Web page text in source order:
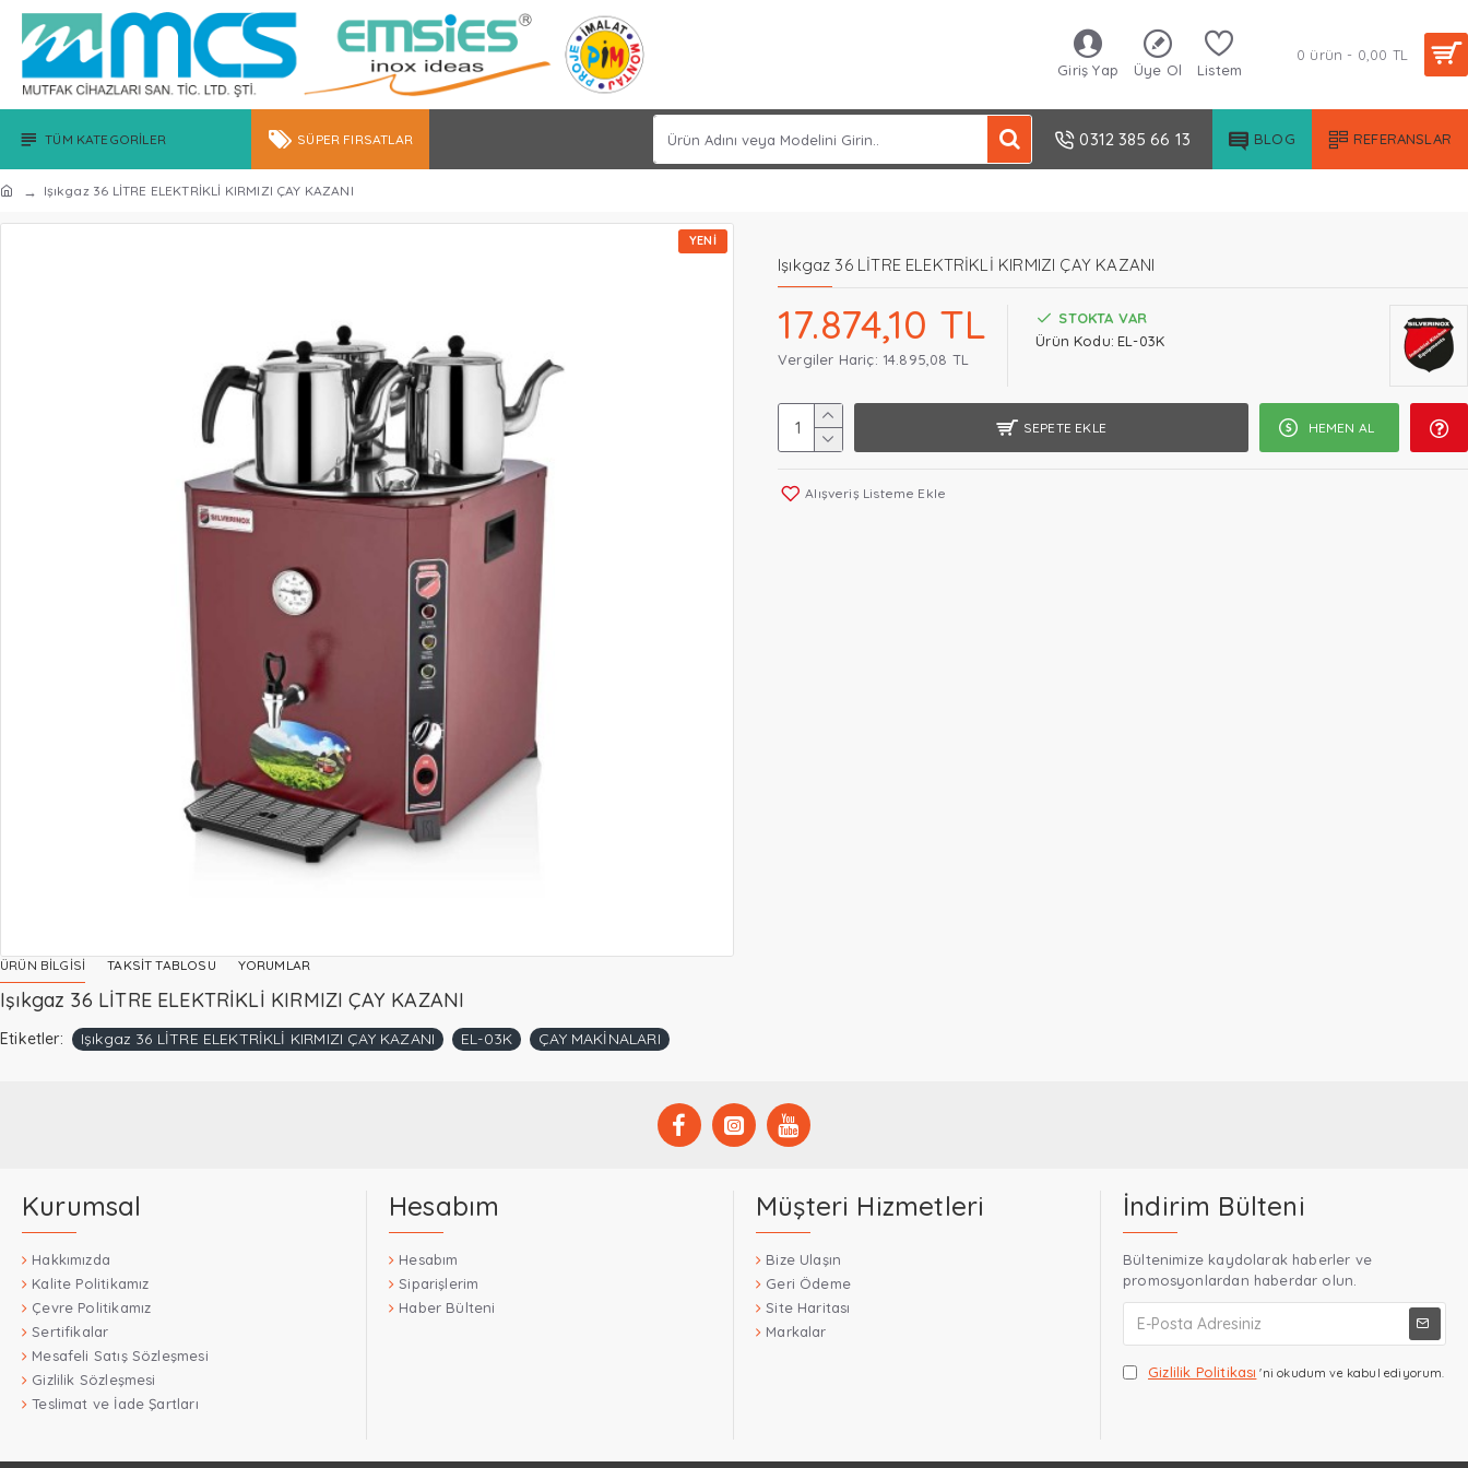
Giriş Yap Üye Ol Listem
0 ürün - 0,00 TL
TÜM KATEGORILER SÜPER FIRSATLAR 0312 385 66 13 BLOG REFERANSLAR
Işıkgaz 36 LİTRE ELEKTRİKLİ KIRMIZI ÇAY KAZANI
YENI
Işıkgaz 36 LİTRE ELEKTRİKLİ KIRMIZI ÇAY KAZANI
17.874,10 TL
Vergiler Hariç: 14.895,08 TL
STOKTA VAR
Ürün Kodu: EL-03K
SEPETE EKLE HEMEN AL
Alışveriş Listeme Ekle
ÜRÜN BILGISI TAKSIT TABLOSU YORUMLAR
Işıkgaz 36 LİTRE ELEKTRİKLİ KIRMIZI ÇAY KAZANI
Etiketler: Işıkgaz 36 LİTRE ELEKTRİKLİ KIRMIZI ÇAY KAZANI EL-03K ÇAY MAKİNALARI
Kurumsal
Hakkımızda
Kalite Politikamız
Çevre Politikamız
Sertifikalar
Mesafeli Satış Sözleşmesi
Gizlilik Sözleşmesi
Teslimat ve İade Şartları
Hesabım
Hesabım
Siparişlerim
Haber Bülteni
Müşteri Hizmetleri
Bize Ulaşın
Geri Ödeme
Site Haritası
Markalar
İndirim Bülteni
Bültenimize kaydolarak haberler ve
promosyonlardan haberdar olun.
Gizlilik Politikası 'ni okudum ve kabul ediyorum.